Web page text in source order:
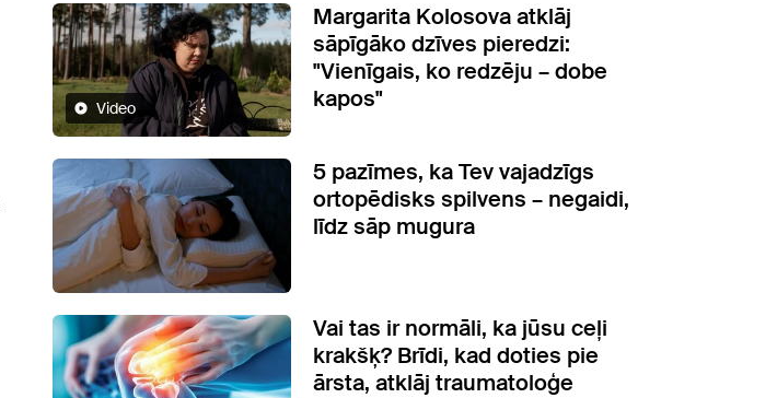
Video
Margarita Kolosova atklāj
sāpīgāko dzīves pieredzi:
"Vienīgais, ko redzēju – dobe
kapos"
5 pazīmes, ka Tev vajadzīgs
ortopēdisks spilvens – negaidi,
līdz sāp mugura
Vai tas ir normāli, ka jūsu ceļi
krakšķ? Brīdi, kad doties pie
ārsta, atklāj traumatoloģe